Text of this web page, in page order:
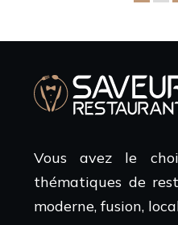
Vous avez le
thématiques de
moderne, fusion,